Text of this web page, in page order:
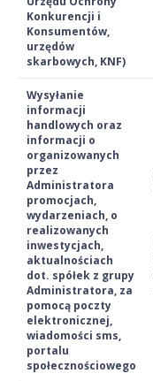
Konkurencji i
Konsumentów,
urzędów
skarbowych, KNF)
Wysyłanie
informacji
handlowych oraz
informacji o
organizowanych
przez
Administratora
promocjach,
wydarzeniach, o
realizowanych
inwestycjach,
aktualnościach
dot. spółek z grupy
Administratora, za
pomocą poczty
elektronicznej,
wiadomości sms,
portalu
społecznościowego